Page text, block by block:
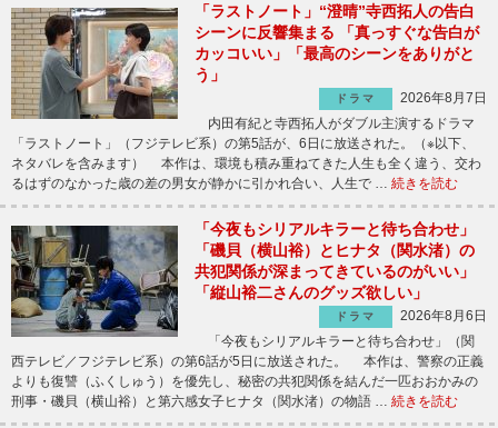
「ラストノート」“澄晴”寺西拓人の告白
シーンに反響集まる 「真っすぐな告白が
カッコいい」「最高のシーンをありがと
う」
ドラマ
2026年8月7日
内田有紀と寺西拓人がダブル主演するドラマ
「ラストノート」（フジテレビ系）の第5話が、6日に放送された。（※以下、
ネタバレを含みます） 本作は、環境も積み重ねてきた人生も全く違う、交わ
るはずのなかった歳の差の男女が静かに引かれ合い、人生で … 続きを読む
「今夜もシリアルキラーと待ち合わせ」
「磯貝（横山裕）とヒナタ（関水渚）の
共犯関係が深まってきているのがいい」
「縦山裕二さんのグッズ欲しい」
ドラマ
2026年8月6日
「今夜もシリアルキラーと待ち合わせ」（関
西テレビ／フジテレビ系）の第6話が5日に放送された。 本作は、警察の正義
よりも復讐（ふくしゅう）を優先し、秘密の共犯関係を結んだ一匹おおかみの
刑事・磯貝（横山裕）と第六感女子ヒナタ（関水渚）の物語 … 続きを読む